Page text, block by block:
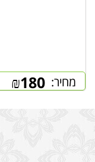
מחיר: ₪180